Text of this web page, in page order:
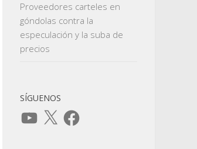
Proveedores carteles en
góndolas contra la
especulación y la suba de
precios
SÍGUENOS
YouTube
X Facebook